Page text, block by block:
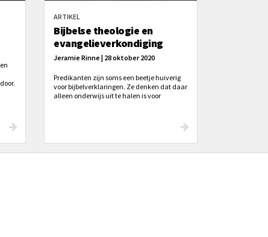
ARTIKEL
Bijbelse theologie en
evangelieverkondiging
Jeramie Rinne | 28 oktober 2020
Predikanten zijn soms een beetje huiverig
voor bijbelverklaringen. Ze denken dat daar
alleen onderwijs uit te halen is voor
van het evangelie samengaan?